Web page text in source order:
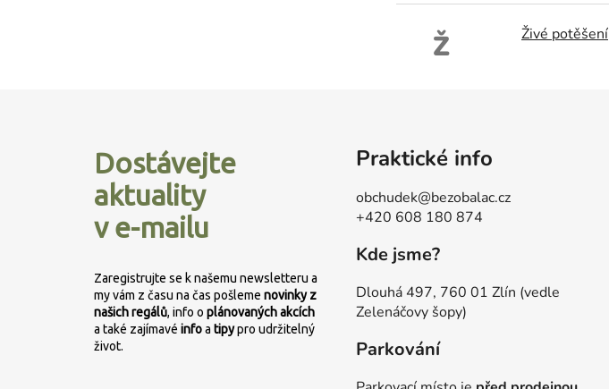
Ž Živé potěšení
Dostávejte
aktuality
v e-mailu
Zaregistrujte se k našemu newsletteru a
my vám z času na čas pošlemenovinky z
našich regálů, info oplánovaných akcích
a také zajímavéinfoatipypro udržitelný
život.
Praktické info
obchudek@bezobalac.cz
+420 608 180 874
Kde jsme?
Dlouhá 497, 760 01 Zlín (vedle
Zelenáčovy šopy)
Parkování